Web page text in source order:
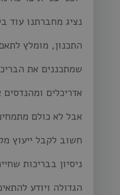
נציג מחברתנו עוד
התכנון, מומלץ
שמתכננים את
אדריכלים
אבל לא כולם
חשוב לקבל ייעוץ
ניסיון בבריכות
הגדולה ויודע